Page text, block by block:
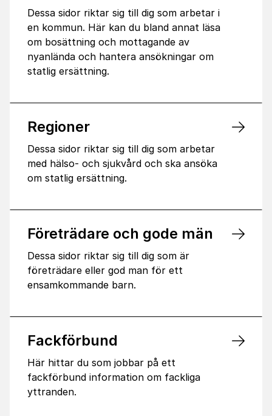
Dessa sidor riktar sig till dig som arbetar i
en kommun. Här kan du bland annat läsa
om bosättning och mottagande av
nyanlända och hantera ansökningar om
statlig ersättning.
Regioner
Dessa sidor riktar sig till dig som arbetar
med hälso- och sjukvård och ska ansöka
om statlig ersättning.
Företrädare och gode män
Dessa sidor riktar sig till dig som är
företrädare eller god man för ett
ensamkommande barn.
Fackförbund
Här hittar du som jobbar på ett
fackförbund information om fackliga
yttranden.